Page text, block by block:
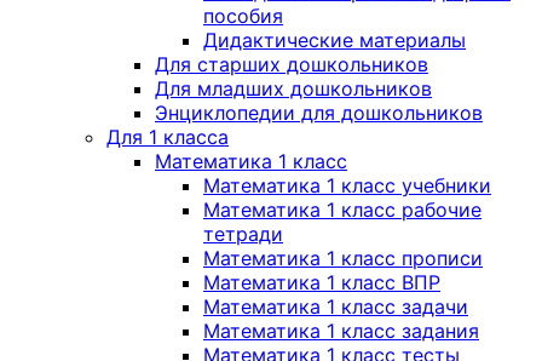
пособия
Дидактические материалы
Для старших дошкольников
Для младших дошкольников
Энциклопедии для дошкольников
Для 1 класса
Математика 1 класс
Математика 1 класс учебники
Математика 1 класс рабочие
тетради
Математика 1 класс прописи
Математика 1 класс ВПР
Математика 1 класс задачи
Математика 1 класс задания
Математика 1 класс тесты